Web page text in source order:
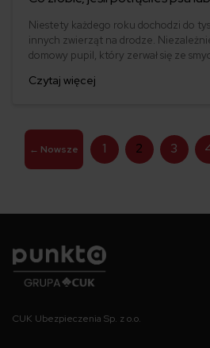
Niestety każdego roku dochodzi do
innych zwierząt na drodze.
domowy pupil, który zerwał się ze
Nie tylko dla samego zwierzęcia, ale
błąd.
Czytaj więcej
Stronicowanie
wpisów
← Nowsze 1 2 3
CUK Ubezpieczenia Sp. z o.o.